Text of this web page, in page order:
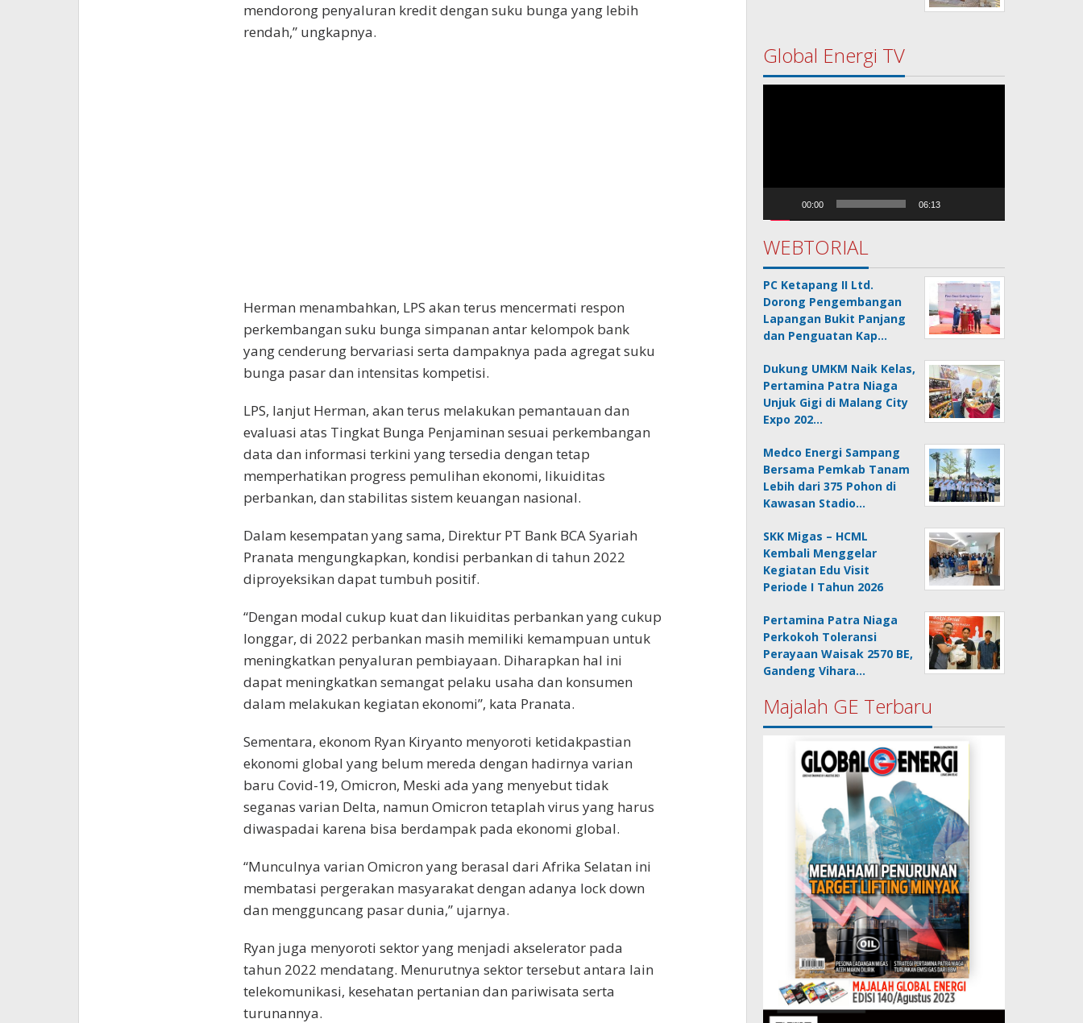
mendorong penyaluran kredit dengan suku bunga yang lebih
rendah,” ungkapnya.
Herman menambahkan, LPS akan terus mencermati respon
perkembangan suku bunga simpanan antar kelompok bank
yang cenderung bervariasi serta dampaknya pada agregat suku
bunga pasar dan intensitas kompetisi.
LPS, lanjut Herman, akan terus melakukan pemantauan dan
evaluasi atas Tingkat Bunga Penjaminan sesuai perkembangan
data dan informasi terkini yang tersedia dengan tetap
memperhatikan progress pemulihan ekonomi, likuiditas
perbankan, dan stabilitas sistem keuangan nasional.
Dalam kesempatan yang sama, Direktur PT Bank BCA Syariah
Pranata mengungkapkan, kondisi perbankan di tahun 2022
diproyeksikan dapat tumbuh positif.
“Dengan modal cukup kuat dan likuiditas perbankan yang cukup
longgar, di 2022 perbankan masih memiliki kemampuan untuk
meningkatkan penyaluran pembiayaan. Diharapkan hal ini
dapat meningkatkan semangat pelaku usaha dan konsumen
dalam melakukan kegiatan ekonomi”, kata Pranata.
Sementara, ekonom Ryan Kiryanto menyoroti ketidakpastian
ekonomi global yang belum mereda dengan hadirnya varian
baru Covid-19, Omicron, Meski ada yang menyebut tidak
seganas varian Delta, namun Omicron tetaplah virus yang harus
diwaspadai karena bisa berdampak pada ekonomi global.
“Munculnya varian Omicron yang berasal dari Afrika Selatan ini
membatasi pergerakan masyarakat dengan adanya lock down
dan mengguncang pasar dunia,” ujarnya.
Ryan juga menyoroti sektor yang menjadi akselerator pada
tahun 2022 mendatang. Menurutnya sektor tersebut antara lain
telekomunikasi, kesehatan pertanian dan pariwisata serta
turunannya.
Global Energi TV
00:00 06:13
WEBTORIAL
PC Ketapang II Ltd.
Dorong Pengembangan
Lapangan Bukit Panjang
dan Penguatan Kap…
Dukung UMKM Naik Kelas,
Pertamina Patra Niaga
Unjuk Gigi di Malang City
Expo 202…
Medco Energi Sampang
Bersama Pemkab Tanam
Lebih dari 375 Pohon di
Kawasan Stadio…
SKK Migas – HCML
Kembali Menggelar
Kegiatan Edu Visit
Periode I Tahun 2026
Pertamina Patra Niaga
Perkokoh Toleransi
Perayaan Waisak 2570 BE,
Gandeng Vihara…
Majalah GE Terbaru